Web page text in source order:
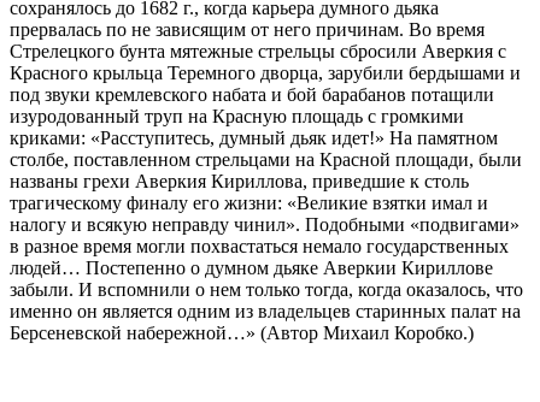
сохранялось до 1682 г., когда карьера думного дьяка
прервалась по не зависящим от него причинам. Во время
Стрелецкого бунта мятежные стрельцы сбросили Аверкия с
Красного крыльца Теремного дворца, зарубили бердышами и
под звуки кремлевского набата и бой барабанов потащили
изуродованный труп на Красную площадь с громкими
криками: «Расступитесь, думный дьяк идет!» На памятном
столбе, поставленном стрельцами на Красной площади, были
названы грехи Аверкия Кириллова, приведшие к столь
трагическому финалу его жизни: «Великие взятки имал и
налогу и всякую неправду чинил». Подобными «подвигами»
в разное время могли похвастаться немало государственных
людей… Постепенно о думном дьяке Аверкии Кириллове
забыли. И вспомнили о нем только тогда, когда оказалось, что
именно он является одним из владельцев старинных палат на
Берсеневской набережной…» (Автор Михаил Коробко.)